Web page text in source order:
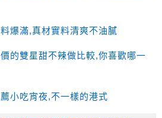
爆滿,真材實料清爽不油膩
的雙星甜不辣做比較,你喜歡哪一
小吃宵夜,不一樣的港式